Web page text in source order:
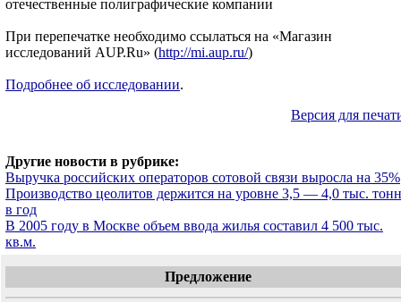
отечественные полиграфические компании
При перепечатке необходимо ссылаться на «Магазин
исследований AUP.Ru» (http://mi.aup.ru/)
Подробнее об исследовании.
Версия для
Другие новости в рубрике:
Выручка российских операторов сотовой связи выросла на 35%
Производство цеолитов держится на уровне 3,5 — 4,0 тыс. тонн
в год
В 2005 году в Москве объем ввода жилья составил 4 500 тыс.
кв.м.
Предложение